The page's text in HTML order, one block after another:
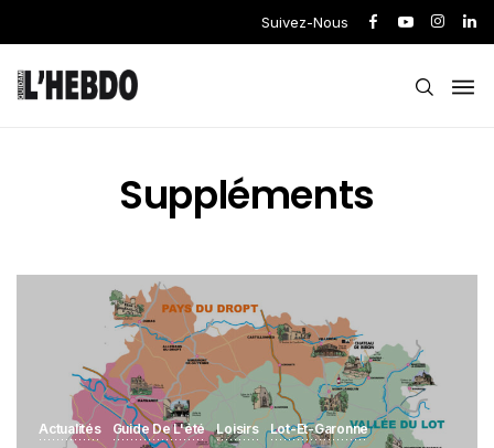
Suivez-Nous
Suppléments
Actualités Guide De L'été Loisirs
Lot-Et-Garonne